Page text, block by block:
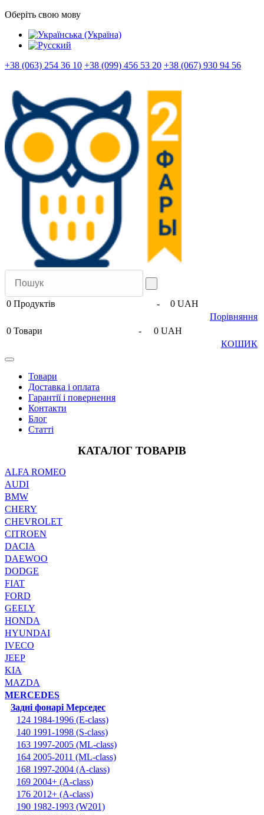
Оберіть свою мову
+38 (063) 254 36 10 +38 (099) 456 53 20 +38 (067) 930 94 56
0 Продуктів -
0 UAH
Порівняння
0 Товари -
0 UAH
КОШИК
Товари
Доставка і оплата
Гарантії і повернення
Контакти
Блог
Статті
КАТАЛОГ ТОВАРІВ
ALFA ROMEO
AUDI
BMW
CHERY
CHEVROLET
CITROEN
DACIA
DAEWOO
DODGE
FIAT
FORD
GEELY
HONDA
HYUNDAI
IVECO
JEEP
KIA
MAZDA
MERCEDES
Задні фонарі Мерседес
124 1984-1996 (E-class)
140 1991-1998 (S-class)
163 1997-2005 (ML-class)
164 2005-2011 (ML-class)
168 1997-2004 (A-class)
169 2004+ (A-class)
176 2012+ (A-class)
190 1982-1993 (W201)